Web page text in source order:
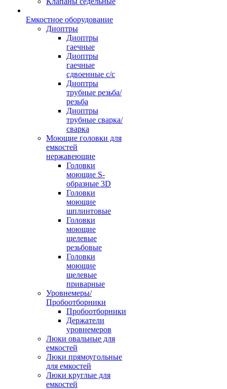
Емкостное оборудование
Диоптры
Диоптры
гаечные
Диоптры
гаечные
сдвоенные c/c
Диоптры
трубные резьба/
резьба
Диоптры
трубные сварка/
сварка
Моющие головки для
емкостей
нержавеющие
Головки
моющие S-
образные 3D
Головки
моющие
шплинтовые
Головки
моющие
щелевые
резьбовые
Головки
моющие
щелевые
приварные
Уровнемеры/
Пробоотборники
Пробоотборники
Держатели
уровнемеров
Люки овальные для
емкостей
Люки прямоугольные
для емкостей
Люки круглые для
емкостей